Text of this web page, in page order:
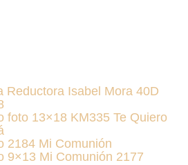
Reductora Isabel Mora 40D
foto 13×18 KM335 Te Quiero
2184 Mi Comunión
9×13 Mi Comunión 2177